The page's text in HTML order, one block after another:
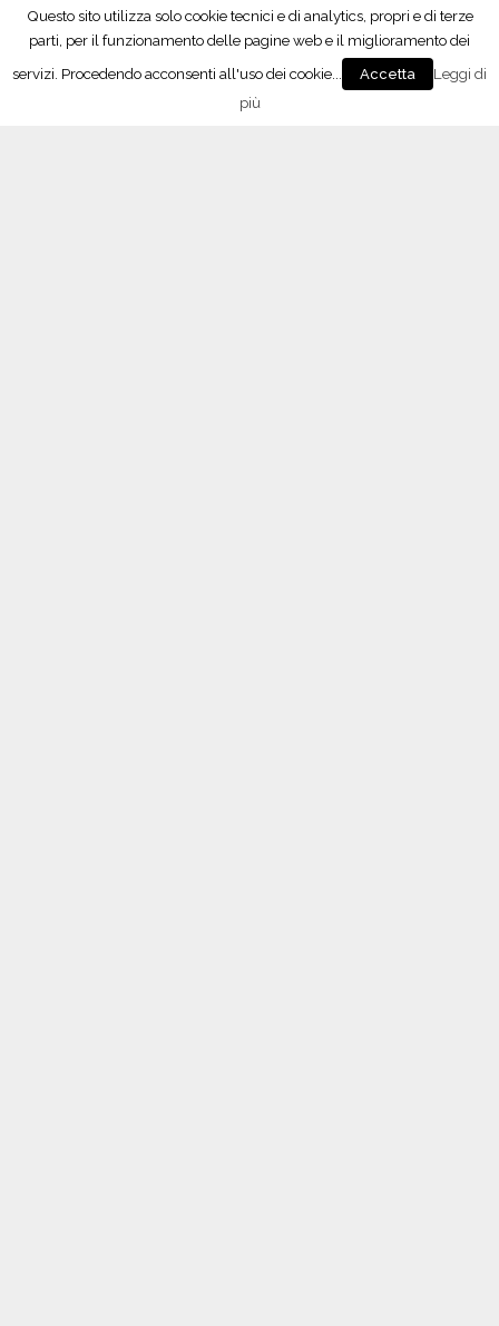
Questo sito utilizza solo cookie tecnici e di analytics, propri e di terze
parti, per il funzionamento delle pagine web e il miglioramento dei
servizi. Procedendo acconsenti all'uso dei cookie...
Accetta
Leggi di
più